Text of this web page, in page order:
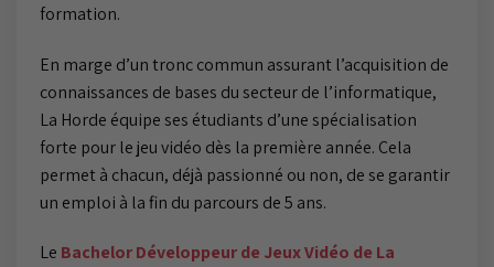
formation.
En marge d’un tronc commun assurant l’acquisition de
connaissances de bases du secteur de l’informatique,
La Horde équipe ses étudiants d’une spécialisation
forte pour le jeu vidéo dès la première année. Cela
permet à chacun, déjà passionné ou non, de se garantir
un emploi à la fin du parcours de 5 ans.
Le Bachelor Développeur de Jeux Vidéo de La